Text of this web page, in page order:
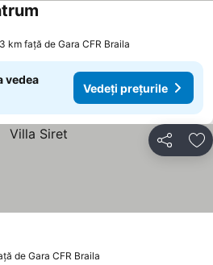
km faţă de Gara CFR Braila
vedea
Vedeți prețurile
Distribuiți
de Gara CFR Braila